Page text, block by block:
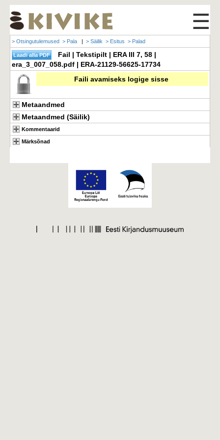
☰
> Otsingutulemused > Pala | > Säilik > Esitus > Palad
Fail | Tekstipilt | ERA III 7, 58 |
era_3_007_058.pdf | ERA-21129-56625-17734
Faili avamiseks logige sisse
Metaandmed
Metaandmed (Säilik)
Kommentaarid
Märksõnad